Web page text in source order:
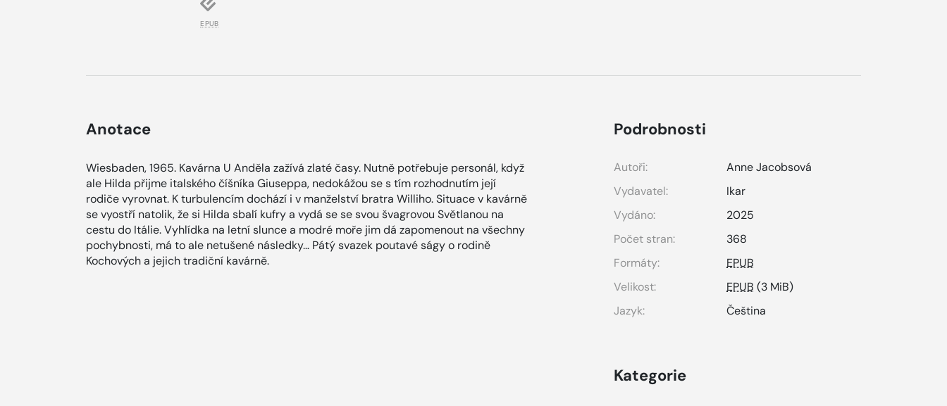
EPUB
Anotace
Wiesbaden, 1965. Kavárna U Anděla zažívá zlaté časy. Nutně potřebuje personál, když
ale Hilda přijme italského číšníka Giuseppa, nedokážou se s tím rozhodnutím její
rodiče vyrovnat. K turbulencím dochází i v manželství bratra Williho. Situace v kavárně
se vyostří natolik, že si Hilda sbalí kufry a vydá se se svou švagrovou Světlanou na
cestu do Itálie. Vyhlídka na letní slunce a modré moře jim dá zapomenout na všechny
pochybnosti, má to ale netušené následky… Pátý svazek poutavé ságy o rodině
Kochových a jejich tradiční kavárně.
Podrobnosti
Autoři:
Anne Jacobsová
Vydavatel:
Ikar
Vydáno:
2025
Počet stran:
368
Formáty:
EPUB
Velikost:
EPUB (3 MiB)
Jazyk:
Čeština
Kategorie